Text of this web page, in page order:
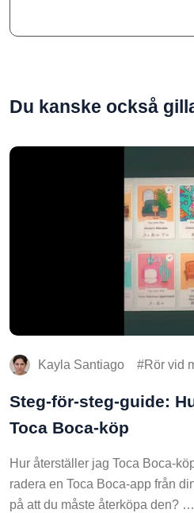
Du kanske också
Kayla Santiago Rör vid
Steg-för-steg-guide:
Toca Boca-köp
Hur återställer jag Toca Boca-
radera en Toca Boca-app från
på att du måste återköpa den? …